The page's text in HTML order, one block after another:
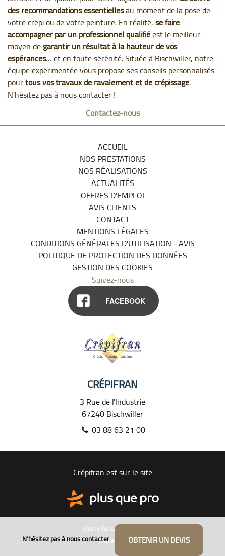
N'hésitez pas à nous contacter OBTENIR UN DEVIS
des recommandations essentiellesau moment de la pose de
votre crépi ou de votre peinture. En réalité,se faire
accompagner par un professionnel qualifiéest le meilleur
moyen degarantir un résultat à la hauteur de vos
espérances… et en toute sérénité. Située à Bischwiller, notre
équipe expérimentée vous propose ses conseils personnalisés
pourtous vos travaux de ravalement et de crépissage.
N’hésitez pas à nous contacter !
Contactez-nous
ACCUEIL
NOS PRESTATIONS
NOS RÉALISATIONS
ACTUALITÉS
OFFRES D'EMPLOI
AVIS CLIENTS
CONTACT
MENTIONS LÉGALES
CONDITIONS GÉNÉRALES D'UTILISATION - AVIS
POLITIQUE DE PROTECTION DES DONNÉES
GESTION DES COOKIES
Suivez-nous
FACEBOOK
CRÉPIFRAN
3 Rue de l'Industrie
67240Bischwiller
03 88 63 21 00
Crépifran est sur le site
dans la catégorie
Isolation